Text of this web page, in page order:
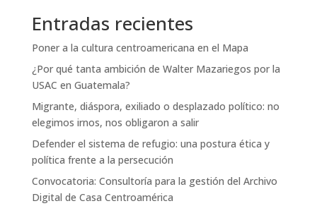
Entradas recientes
Poner a la cultura centroamericana en el Mapa
¿Por qué tanta ambición de Walter Mazariegos por la
USAC en Guatemala?
Migrante, diáspora, exiliado o desplazado político: no
elegimos irnos, nos obligaron a salir
Defender el sistema de refugio: una postura ética y
política frente a la persecución
Convocatoria: Consultoría para la gestión del Archivo
Digital de Casa Centroamérica